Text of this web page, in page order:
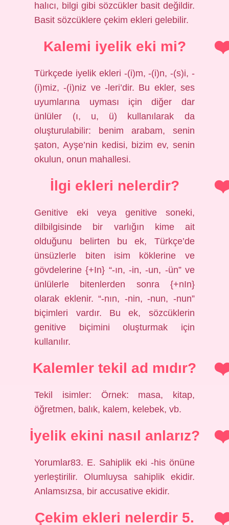
halıcı, bilgi gibi sözcükler basit değildir.
Basit sözcüklere çekim ekleri gelebilir.
Kalemi iyelik eki mi?
Türkçede iyelik ekleri -(i)m, -(i)n, -(s)i, -
(i)miz, -(i)niz ve -leri’dir. Bu ekler, ses
uyumlarına uyması için diğer dar
ünlüler (ı, u, ü) kullanılarak da
oluşturulabilir: benim arabam, senin
şaton, Ayşe’nin kedisi, bizim ev, senin
okulun, onun mahallesi.
İlgi ekleri nelerdir?
Genitive eki veya genitive soneki,
dilbilgisinde bir varlığın kime ait
olduğunu belirten bu ek, Türkçe’de
ünsüzlerle biten isim köklerine ve
gövdelerine {+In} “-ın, -in, -un, -ün” ve
ünlülerle bitenlerden sonra {+nIn}
olarak eklenir. “-nın, -nin, -nun, -nun”
biçimleri vardır. Bu ek, sözcüklerin
genitive biçimini oluşturmak için
kullanılır.
Kalemler tekil ad mıdır?
Tekil isimler: Örnek: masa, kitap,
öğretmen, balık, kalem, kelebek, vb.
İyelik ekini nasıl anlarız?
Yorumlar83. E. Sahiplik eki -his önüne
yerleştirilir. Olumluysa sahiplik ekidir.
Anlamsızsa, bir accusative ekidir.
Çekim ekleri nelerdir 5.